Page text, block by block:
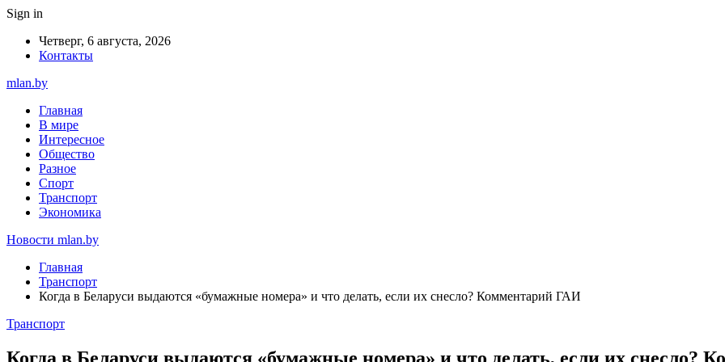
Sign in
Четверг, 6 августа, 2026
Контакты
mlan.by
Главная
В мире
Интересное
Общество
Разное
Спорт
Транспорт
Экономика
Новости mlan.by
Главная
Транспорт
Когда в Беларуси выдаются «бумажные номера» и что делать, если их снесло? Комментарий ГАИ
Транспорт